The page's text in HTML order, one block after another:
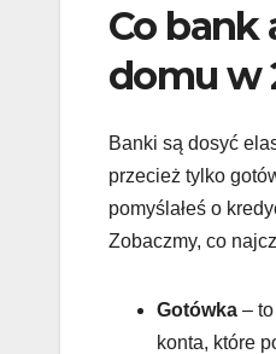
Co bank
domu w
Banki są dosyć
przecież tylko
pomyślałeś o
Zobaczmy, co
Gotówka –
konta, które